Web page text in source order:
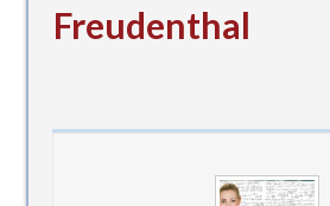
Freudenthal